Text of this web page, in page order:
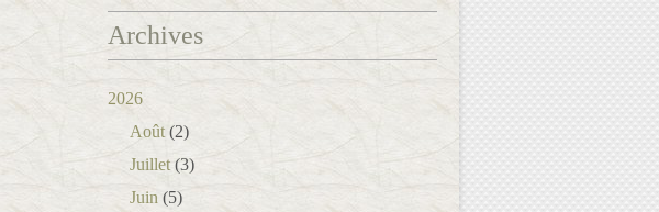
Archives
2026
Août (2)
Juillet (3)
Juin (5)